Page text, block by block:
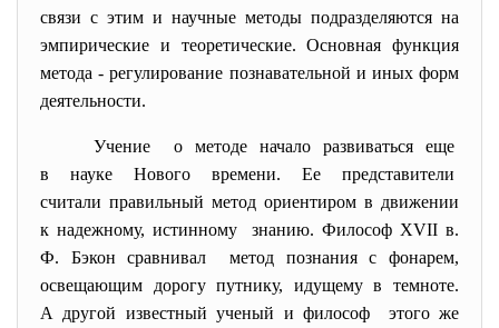
связи с этим и научные методы подразделяются на
эмпирические и теоретические.
Основная функция
метода - регулирование познавательной и иных форм
деятельности.
Учение о методе начало развиваться еще
в науке Нового времени. Ее представители
считали правильный метод ориентиром в движении
к надежному, истинному знанию. Философ XVII в.
Ф. Бэкон сравнивал метод познания с фонарем,
освещающим дорогу путнику, идущему в темноте.
А другой известный ученый и философ этого же